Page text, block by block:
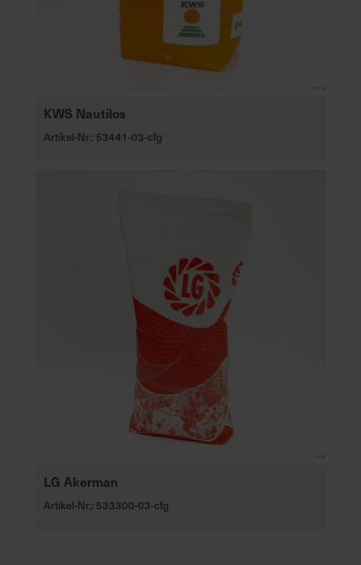
KWS Nautilos
Artikel-Nr.: 53441-03-cfg
LG Akerman
Artikel-Nr.: 533300-03-cfg